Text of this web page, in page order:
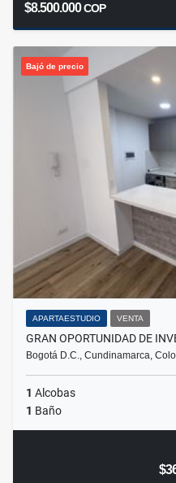
$8.500.000COP
Bajó de precio
APARTAESTUDIO VENTA
GRAN OPORTUNIDAD DE
Bogotá D.C., Cundinamarca,
1 Alcobas
1 Baño